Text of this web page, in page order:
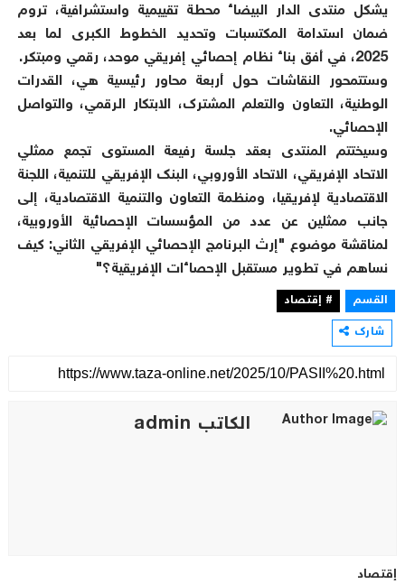
يشكل منتدى الدار البيضاء محطة تقييمية واستشرافية، تروم
ضمان استدامة المكتسبات وتحديد الخطوط الكبرى لما بعد
2025، في أفق بناء نظام إحصائي إفريقي موحد، رقمي ومبتكر.
وستتمحور النقاشات حول أربعة محاور رئيسية هي، القدرات
الوطنية، التعاون والتعلم المشترك، الابتكار الرقمي، والتواصل
الإحصائي.
وسيختتم المنتدى بعقد جلسة رفيعة المستوى تجمع ممثلي
الاتحاد الإفريقي، الاتحاد الأوروبي، البنك الإفريقي للتنمية، اللجنة
الاقتصادية لإفريقيا، ومنظمة التعاون والتنمية الاقتصادية، إلى
جانب ممثلين عن عدد من المؤسسات الإحصائية الأوروبية،
لمناقشة موضوع "إرث البرنامج الإحصائي الإفريقي الثاني: كيف
نساهم في تطوير مستقبل الإحصاءات الإفريقية؟"
القسم
# إقتصاد
شارك
الكاتب admin
إقتصاد